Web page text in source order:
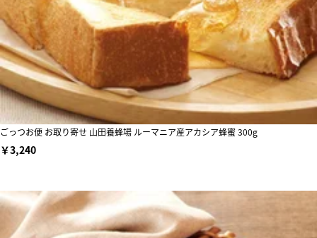
ごっつお便 お取り寄せ 山田養蜂場 ルーマニア産アカシア蜂蜜 300g
￥3,240